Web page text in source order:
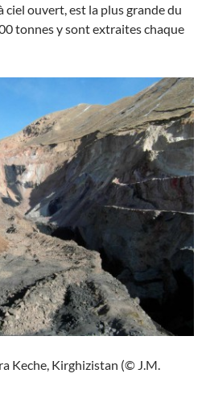
ciel ouvert, est la plus grande du
tonnes y sont extraites chaque
Keche, Kirghizistan (© J.M.